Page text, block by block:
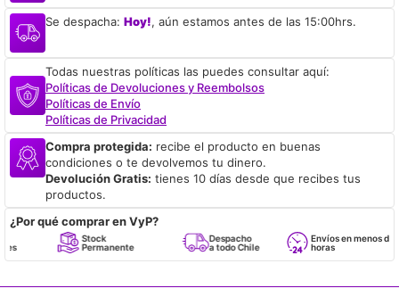
Se despacha: Hoy!, aún estamos antes de las 15:00hrs.
Todas nuestras políticas las puedes consultar aquí:
Políticas de Devoluciones y Reembolsos
Políticas de Envío
Políticas de Privacidad
Compra protegida: recibe el producto en buenas
condiciones o te devolvemos tu dinero.
Devolución Gratis: tienes 10 días desde que recibes tus
productos.
¿Por qué comprar en VyP?
Stock
Permanente
Despacho
a todo Chile
Envíos en menos de 24
horas